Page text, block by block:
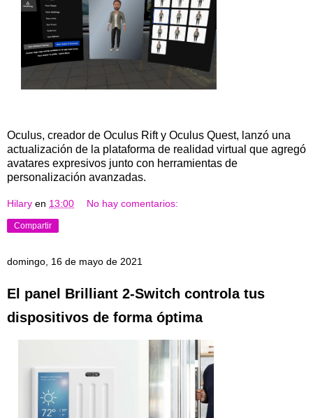
Oculus, creador de Oculus Rift y Oculus Quest, lanzó una
actualización de la plataforma de realidad virtual que agregó
avatares expresivos junto con herramientas de
personalización avanzadas.
Hilary en 13:00 No hay comentarios:
Compartir
domingo, 16 de mayo de 2021
El panel Brilliant 2-Switch controla tus
dispositivos de forma óptima